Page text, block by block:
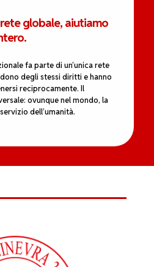
globale, aiutiamo
fa parte di un’unica rete
degli stessi diritti e hanno
reciprocamente. Il
ovunque nel mondo, la
dell’umanità.